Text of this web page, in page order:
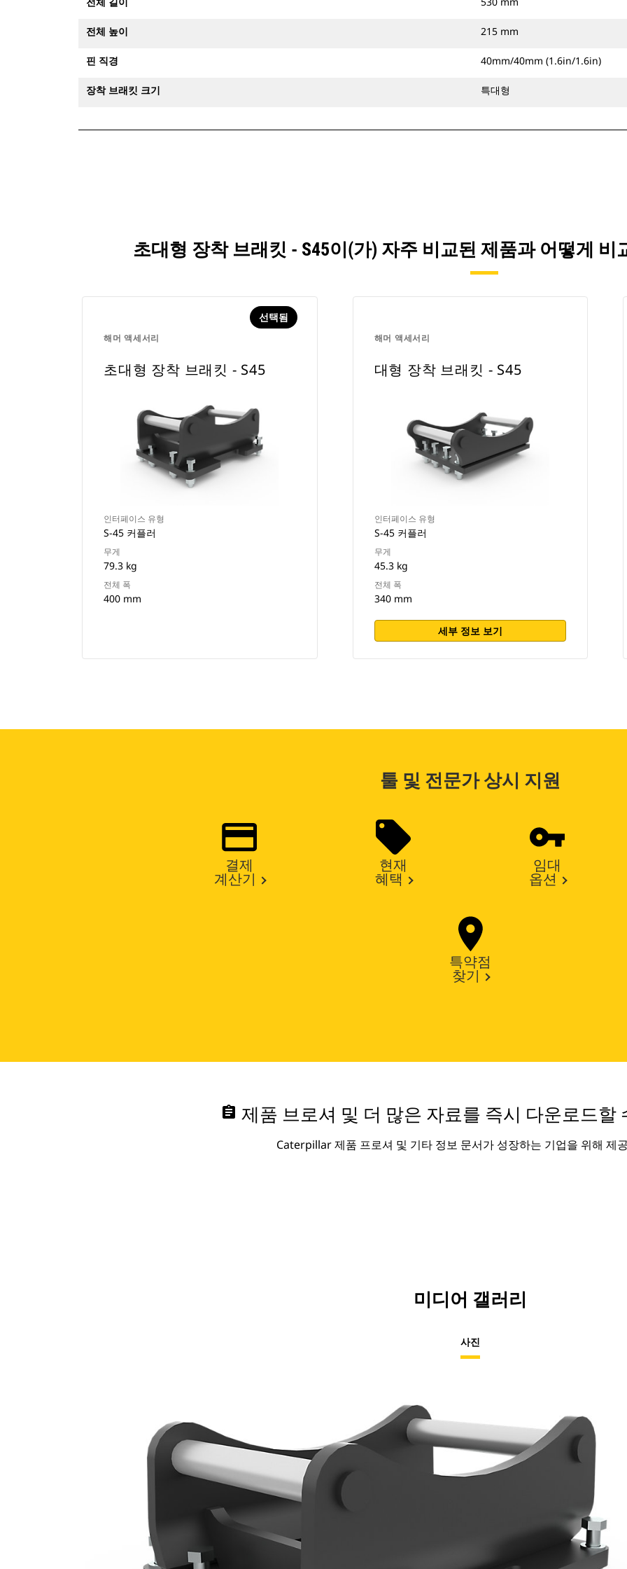
전체 높이 215 mm
핀 직경 40mm/40mm (1.6in/1.6in)
장착 브래킷 크기 특대형
초대형 장착 브래킷 - S45이(가) 자주 비교된 제품과 어떻게
해머 액세서리
선택됨
초대형 장착 브래킷 - S45
인터페이스 유형
S-45 커플러
무게
79.3 kg
전체 폭
400 mm
해머 액세서리
대형 장착 브래킷 - S45
인터페이스 유형
S-45 커플러
무게
45.3 kg
전체 폭
340 mm
세부 정보 보기
툴 및 전문가 상시 지원
결제
계산기
현재
혜택
임대
옵션
특약점
찾기
assignment 제품 브로셔 및 더 많은 자료를 즉시 다운로드할
Caterpillar 제품 프로셔 및 기타 정보 문서가 성장하는 기업을 위해 제
미디어 갤러리
사진